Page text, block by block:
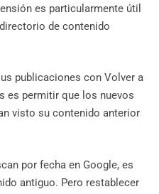
es particularmente útil
de contenido
publicaciones con Volver a
es permitir que los nuevos
visto su contenido anterior
por fecha en Google, es
antiguo. Pero restablecer